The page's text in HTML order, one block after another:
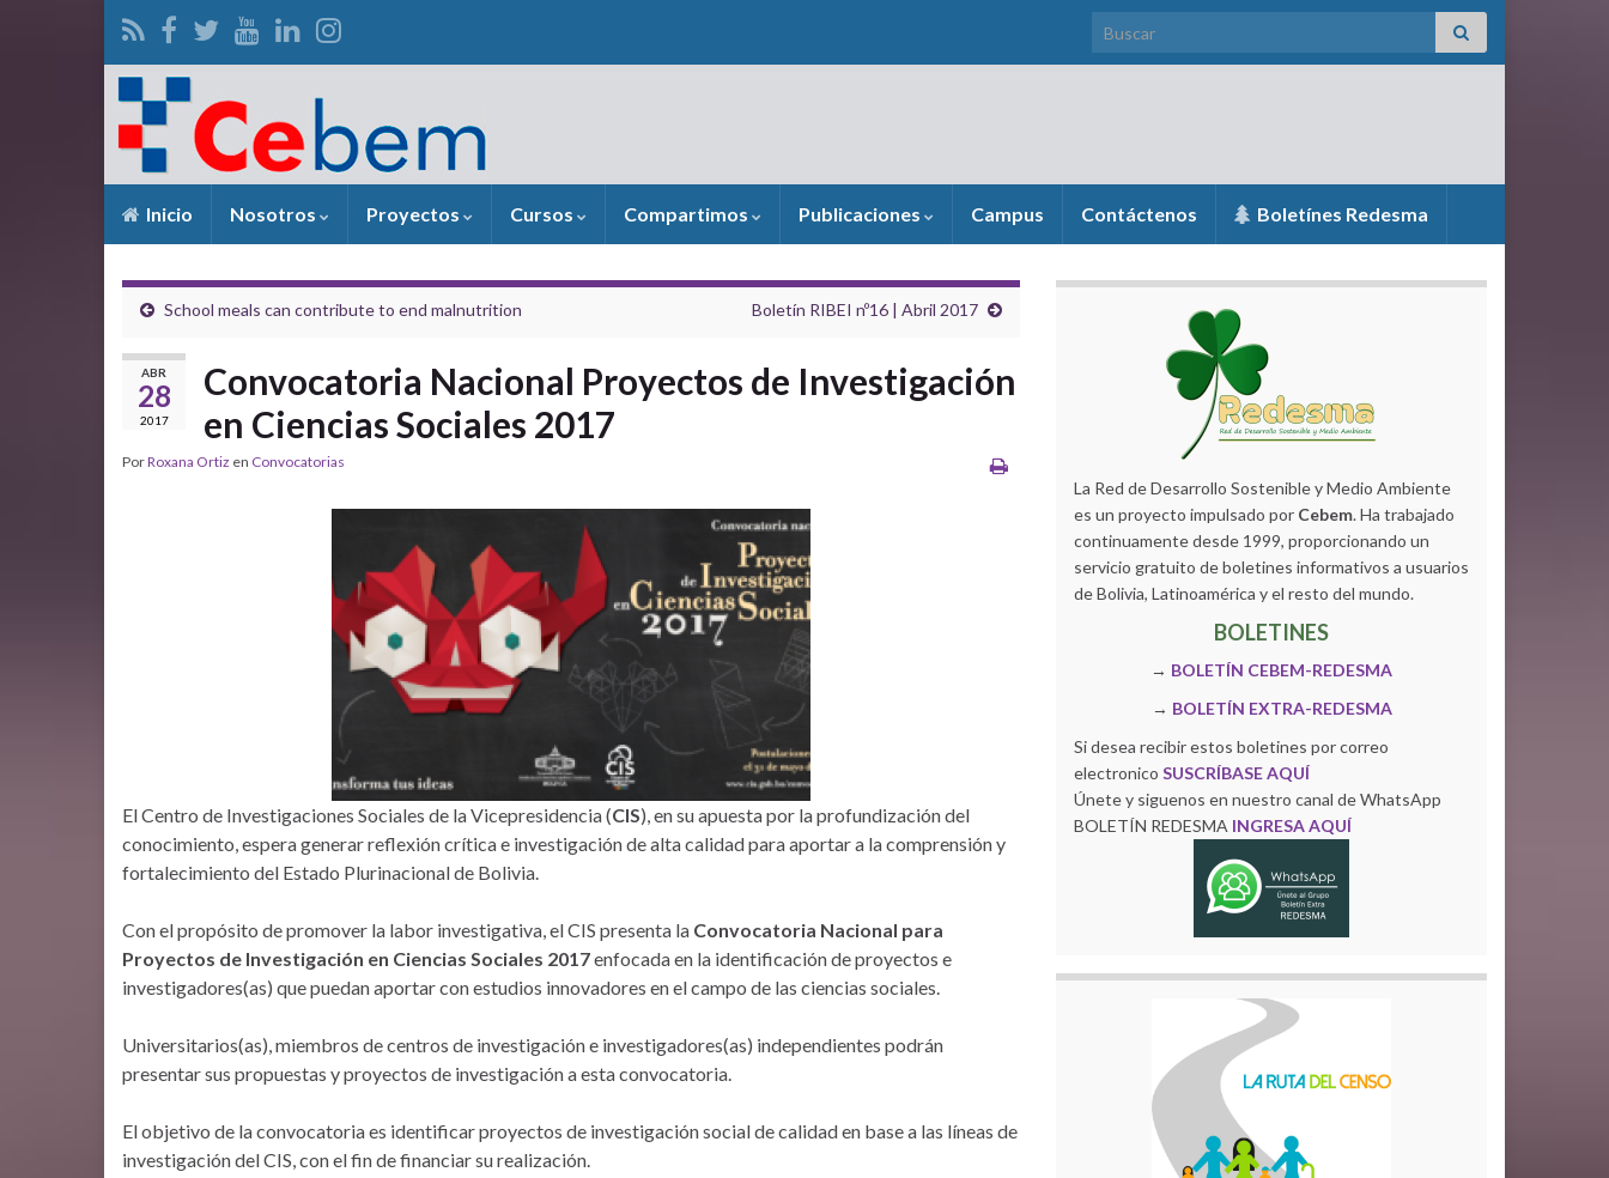
Search for:
Inicio Nosotros Proyectos Cursos Compartimos Publicaciones Campus Contáctenos Boletínes Redesma
School meals can contribute to end malnutrition Boletín RIBEI nº16 | Abril 2017
ABR
28
2017
Convocatoria Nacional Proyectos de Investigación
en Ciencias Sociales 2017
PorRoxana Ortiz en Convocatorias
El Centro de Investigaciones Sociales de la Vicepresidencia (CIS), en su apuesta por la profundización del
conocimiento, espera generar reflexión crítica e investigación de alta calidad para aportar a la comprensión y
fortalecimiento del Estado Plurinacional de Bolivia.
Con el propósito de promover la labor investigativa, el CIS presenta la Convocatoria Nacional para
Proyectos de Investigación en Ciencias Sociales 2017enfocada en la identificación de proyectos e
investigadores(as) que puedan aportar con estudios innovadores en el campo de las ciencias sociales.
Universitarios(as), miembros de centros de investigación e investigadores(as) independientes podrán
presentar sus propuestas y proyectos de investigación a esta convocatoria.
El objetivo de la convocatoria es identificar proyectos de investigación social de calidad en base a las líneas de
investigación del CIS, con el fin de financiar su realización.
La Red de Desarrollo Sostenible y Medio Ambiente
es un proyecto impulsado por Cebem. Ha trabajado
continuamente desde 1999, proporcionando un
servicio gratuito de boletines informativos a usuarios
de Bolivia, Latinoamérica y el resto del mundo.
BOLETINES
→ BOLETÍN CEBEM-REDESMA
→ BOLETÍN EXTRA-REDESMA
Si desea recibir estos boletines por correo
electronico SUSCRÍBASE AQUÍ
Únete y siguenos en nuestro canal de WhatsApp
BOLETÍN REDESMA INGRESA AQUÍ